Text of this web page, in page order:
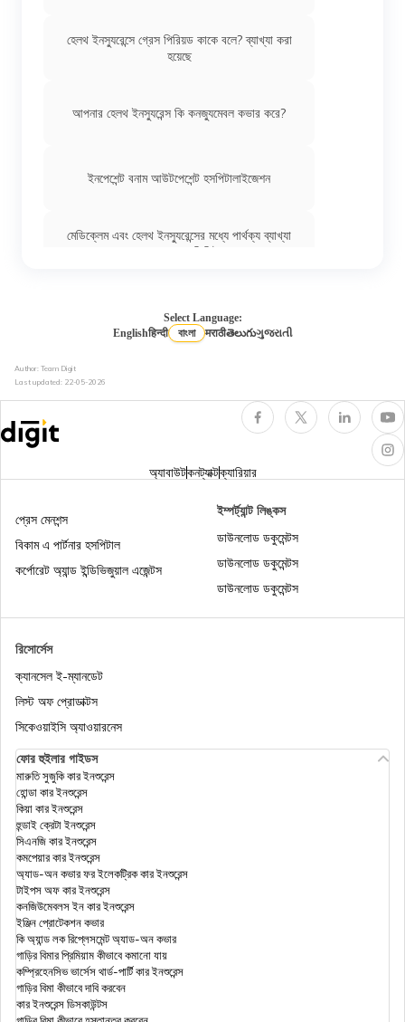
হেলথ ইনস্যুরেন্সে গ্রেস পিরিয়ড কাকে বলে? ব্যাখ্যা করা
হয়েছে
আপনার হেলথ ইনস্যুরেন্স কি কনজ্যুমেবল কভার করে?
ইনপেশেন্ট বনাম আউটপেশেন্ট হসপিটালাইজেশন
মেডিক্লেম এবং হেলথ ইনস্যুরেন্সের মধ্যে পার্থক্য ব্যাখ্যা
করা হয়েছে | ডিজিট
মেডিক্লেম পলিসি
প্রবীণ নাগরিকদের জন্য হেলথ ইন্স্যুরেন্স
হেলথ ইন্স্যুরেন্সে কিউমুলেটিভ বোনাস : 100% পর্যন্ত নো
ক্লেম বোনাস ডিসকাউন্ট
আসন্ন রিটায়ারিং এমপ্লয়ীজদের জন্য সুপার টপ-আপ হেলথ
মোরেটোরিয়াম এবং ফুল মেডিকেল আন্ডাররাইটিং এর মধ্যে
ডিজিট হেলথ ক্লেম: ডিজিট ইনস্যুরেন্সের সাহায্যে হেলথ
ইনস্যুরেন্স ক্লেম ফাইল করুন
করোনাভাইরাস হেলথ ইন্স্যুরেন্স: ভারতে কোভিড-19
Select Language:
Englishहिन्दी বাংলা मराठीతెలుగుગુજરાતી
Author: Team Digit
Last updated: 22-05-2026
অ্যাবাউটকনট্যাক্টক্যারিয়ার
রিসোর্সেস
ক্যানসেল ই-ম্যানডেট
লিস্ট অফ প্রোডাক্টস
সিকেওয়াইসি অ্যাওয়ারনেস
প্রেস মেনশন্স
বিকাম এ পার্টনার হসপিটাল
কর্পোরেট অ্যান্ড ইন্ডিভিজুয়াল এজেন্টস
ইম্পর্ট্যান্ট লিঙ্কস
ডাউনলোড ডকুমেন্টস
ডাউনলোড ডকুমেন্টস
ডাউনলোড ডকুমেন্টস
ফোর হুইলার গাইডস
মারুতি সুজুকি কার ইনশুরেন্স
হোন্ডা কার ইনশুরেন্স
কিয়া কার ইনশুরেন্স
হুন্ডাই ক্রেটা ইনশুরেন্স
সিএনজি কার ইনশুরেন্স
কমপেয়ার কার ইনশুরেন্স
অ্যাড-অন কভার ফর ইলেকট্রিক কার ইনশুরেন্স
টাইপস অফ কার ইনশুরেন্স
কনজিউমেবলস ইন কার ইনশুরেন্স
ইঞ্জিন প্রোটেকশন কভার
কি অ্যান্ড লক রিপ্লেসমেন্ট অ্যাড-অন কভার
গাড়ির বিমার প্রিমিয়াম কীভাবে কমানো যায়
কম্প্রিহেনসিভ ভার্সেস থার্ড-পার্টি কার ইনশুরেন্স
গাড়ির বিমা কীভাবে দাবি করবেন
কার ইনশুরেন্স ডিসকাউন্টস